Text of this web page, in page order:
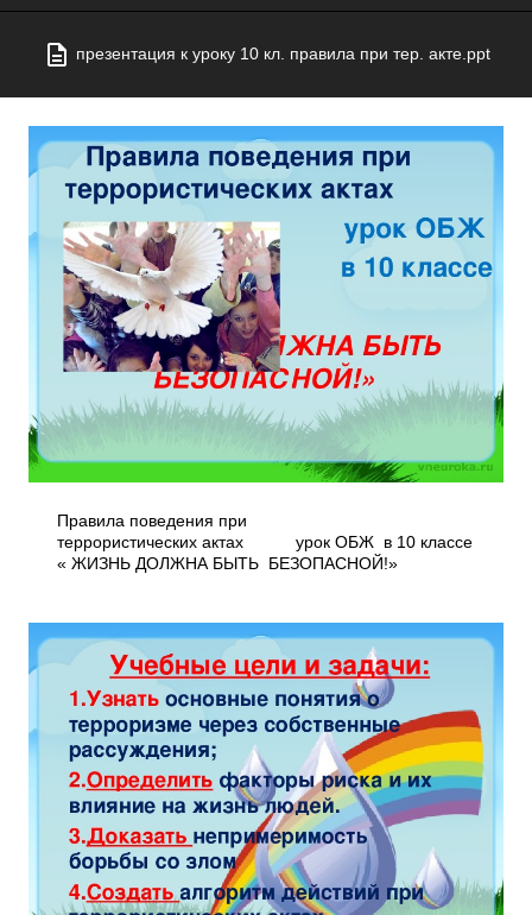
презентация к уроку 10 кл. правила при тер. акте.ppt
Правила поведения при
террористических актах урок ОБЖ в 10 классе
« ЖИЗНЬ ДОЛЖНА БЫТЬ БЕЗОПАСНОЙ!»